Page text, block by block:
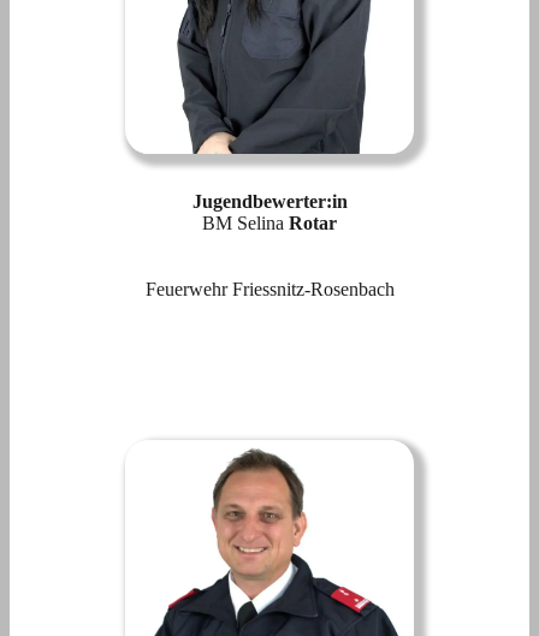
Jugendbewerter:in
BM Selina Rotar
Feuerwehr Friessnitz-Rosenbach